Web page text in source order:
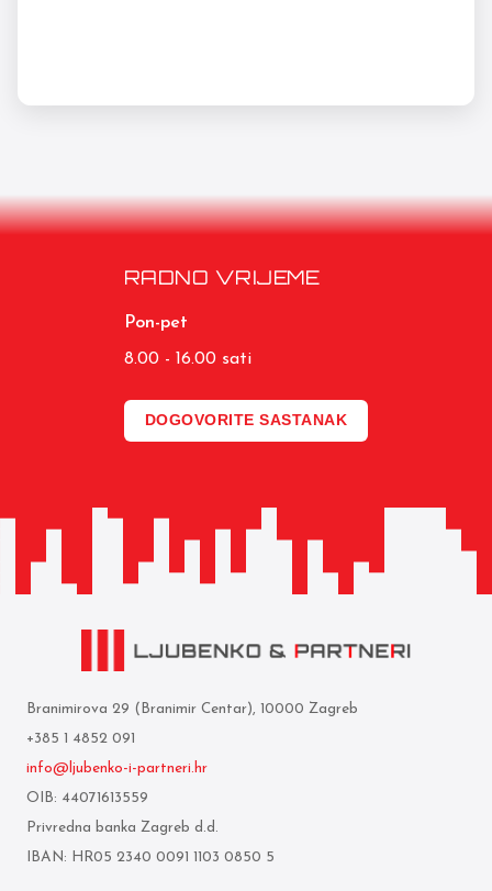
RADNO VRIJEME
Pon-pet
8.00 - 16.00 sati
DOGOVORITE SASTANAK
Branimirova 29 (Branimir Centar), 10000 Zagreb
+385 1 4852 091
info@ljubenko-i-partneri.hr
OIB: 44071613559
Privredna banka Zagreb d.d.
IBAN: HR05 2340 0091 1103 0850 5